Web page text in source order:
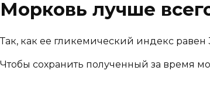
Морковь лучше
Так, как ее гликемический индекс равен
Чтобы сохранить полученный за время